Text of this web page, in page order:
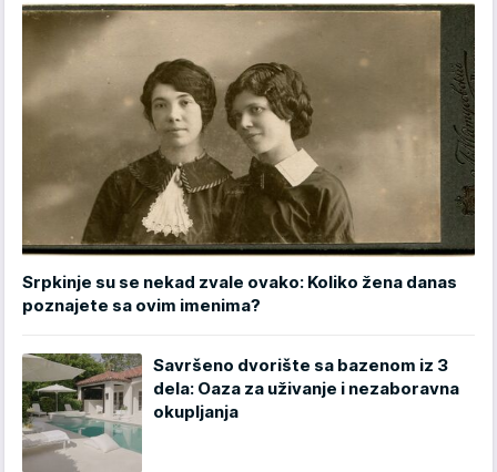
Srpkinje su se nekad zvale ovako: Koliko žena danas
poznajete sa ovim imenima?
Savršeno dvorište sa bazenom iz 3
dela: Oaza za uživanje i nezaboravna
okupljanja